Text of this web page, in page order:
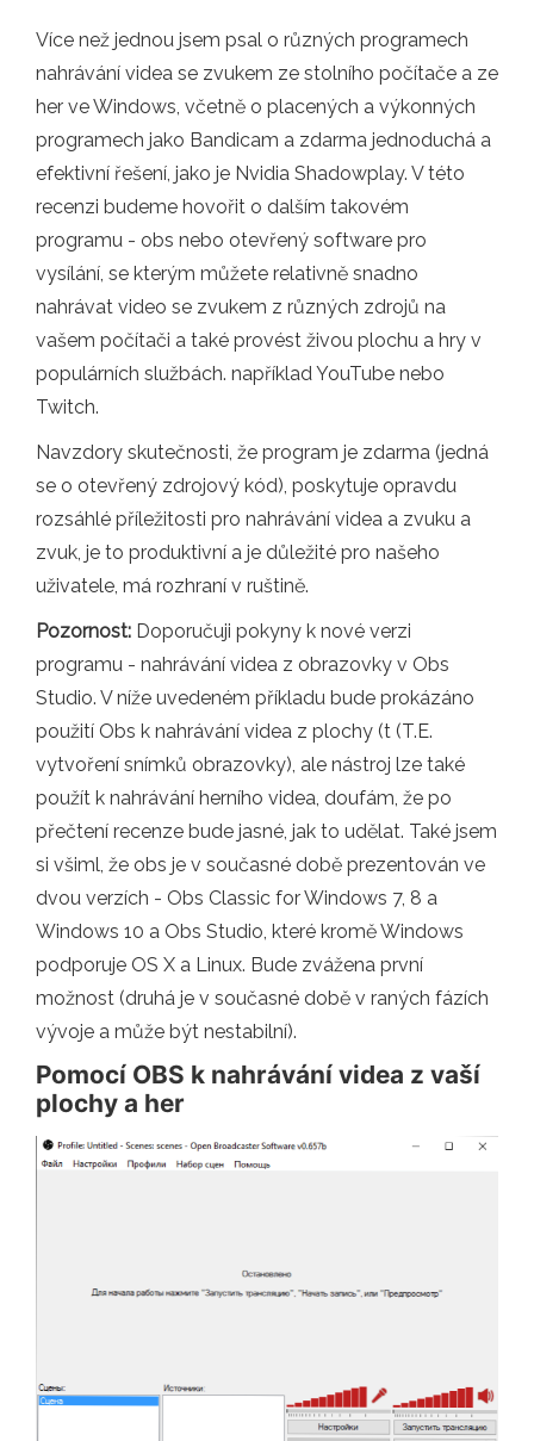
Více než jednou jsem psal o různých programech
nahrávání videa se zvukem ze stolního počítače a ze
her ve Windows, včetně o placených a výkonných
programech jako Bandicam a zdarma jednoduchá a
efektivní řešení, jako je Nvidia Shadowplay. V této
recenzi budeme hovořit o dalším takovém
programu - obs nebo otevřený software pro
vysílání, se kterým můžete relativně snadno
nahrávat video se zvukem z různých zdrojů na
vašem počítači a také provést živou plochu a hry v
populárních službách. například YouTube nebo
Twitch.
Navzdory skutečnosti, že program je zdarma (jedná
se o otevřený zdrojový kód), poskytuje opravdu
rozsáhlé příležitosti pro nahrávání videa a zvuku a
zvuk, je to produktivní a je důležité pro našeho
uživatele, má rozhraní v ruštině.
Pozornost: Doporučuji pokyny k nové verzi
programu - nahrávání videa z obrazovky v Obs
Studio. V níže uvedeném příkladu bude prokázáno
použití Obs k nahrávání videa z plochy (t (T.E.
vytvoření snímků obrazovky), ale nástroj lze také
použít k nahrávání herního videa, doufám, že po
přečtení recenze bude jasné, jak to udělat. Také jsem
si všiml, že obs je v současné době prezentován ve
dvou verzích - Obs Classic for Windows 7, 8 a
Windows 10 a Obs Studio, které kromě Windows
podporuje OS X a Linux. Bude zvážena první
možnost (druhá je v současné době v raných fázích
vývoje a může být nestabilní).
Pomocí OBS k nahrávání videa z vaší
plochy a her